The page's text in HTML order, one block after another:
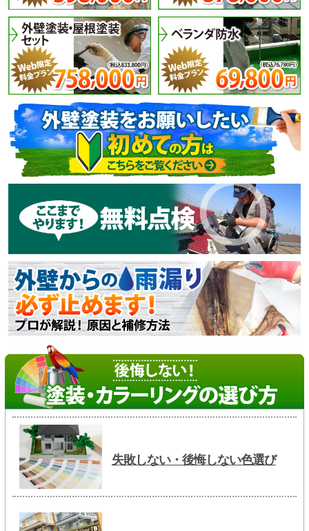
失敗しない・後悔しない色選び